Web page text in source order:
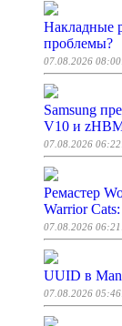
Накладные
проблемы?
07.08.2026
Samsung
V10 и
07.08.2026
Ремастер
Warrior
07.08.2026
UUID в
07.08.2026